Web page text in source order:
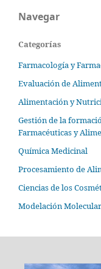
Navegar
Categorías
Farmacología y
Evaluación de
Alimentación y
Gestión de la
Farmacéuticas y
Química Medicinal
Procesamiento de
Ciencias de los
Modelación Molecular